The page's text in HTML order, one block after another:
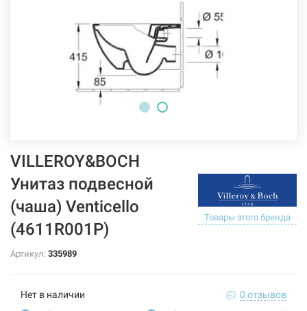
VILLEROY&BOCH
Унитаз подвесной
(чаша) Venticello
(4611R001P)
Товары этого бренда
Артикул: 335989
Нет в наличии
0 отзывов